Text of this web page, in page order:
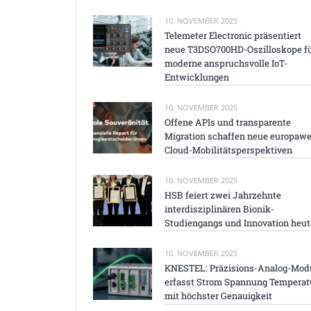
10. NOVEMBER 2025
Telemeter Electronic präsentiert
neue T3DSO700HD-Oszilloskope
moderne anspruchsvolle IoT-
Entwicklungen
10. NOVEMBER 2025
Offene APIs und transparente
Migration schaffen neue
Cloud-Mobilitätsperspektiven
10. NOVEMBER 2025
HSB feiert zwei Jahrzehnte
interdisziplinären Bionik-
Studiengangs und Innovation
10. NOVEMBER 2025
KNESTEL: Präzisions-Analog-
erfasst Strom Spannung
mit höchster Genauigkeit